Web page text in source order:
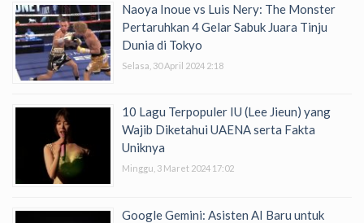
Naoya Inoue vs Luis Nery: The Monster
Pertaruhkan 4 Gelar Sabuk Juara Tinju
Dunia di Tokyo
Selasa, 30 April 2024 2:18
10 Lagu Terpopuler IU (Lee Jieun) yang
Wajib Diketahui UAENA serta Fakta
Uniknya
Minggu, 3 Maret 2024 17:02
Google Gemini: Asisten AI Baru untuk